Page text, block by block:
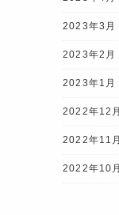
2023年3月
2023年2月
2023年1月
2022年12月
2022年11月
2022年10月